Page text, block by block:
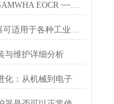
施耐德韩国三和SAMWHA EOCR ~~唐山韩雅电气春节放假通知
EOCR-DS3保护器可适用于各种工业环境中
与维护详细分析
化：从机械到电子